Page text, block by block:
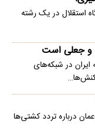
استقلال در یک رشته
و جعلی است
ایران در شبکه‌های
درباره تردد کشتی‌ها